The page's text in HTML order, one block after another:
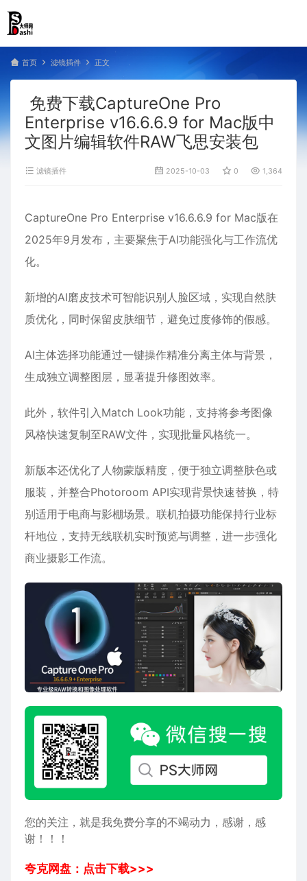
首页 滤镜插件 正文
免费下载CaptureOne Pro
Enterprise v16.6.6.9 for Mac版中
文图片编辑软件RAW飞思安装包
滤镜插件 2025-10-03 0 1,364
CaptureOne Pro Enterprise v16.6.6.9 for Mac版在
2025年9月发布，主要聚焦于AI功能强化与工作流优
化。
新增的AI磨皮技术可智能识别人脸区域，实现自然肤
质优化，同时保留皮肤细节，避免过度修饰的假感。
AI主体选择功能通过一键操作精准分离主体与背景，
生成独立调整图层，显著提升修图效率。
此外，软件引入Match Look功能，支持将参考图像
风格快速复制至RAW文件，实现批量风格统一。
新版本还优化了人物蒙版精度，便于独立调整肤色或
服装，并整合Photoroom API实现背景快速替换，特
别适用于电商与影棚场景。联机拍摄功能保持行业标
杆地位，支持无线联机实时预览与调整，进一步强化
商业摄影工作流。
您的关注，就是我免费分享的不竭动力，感谢，感
谢！！！
夸克网盘：点击下载>>>